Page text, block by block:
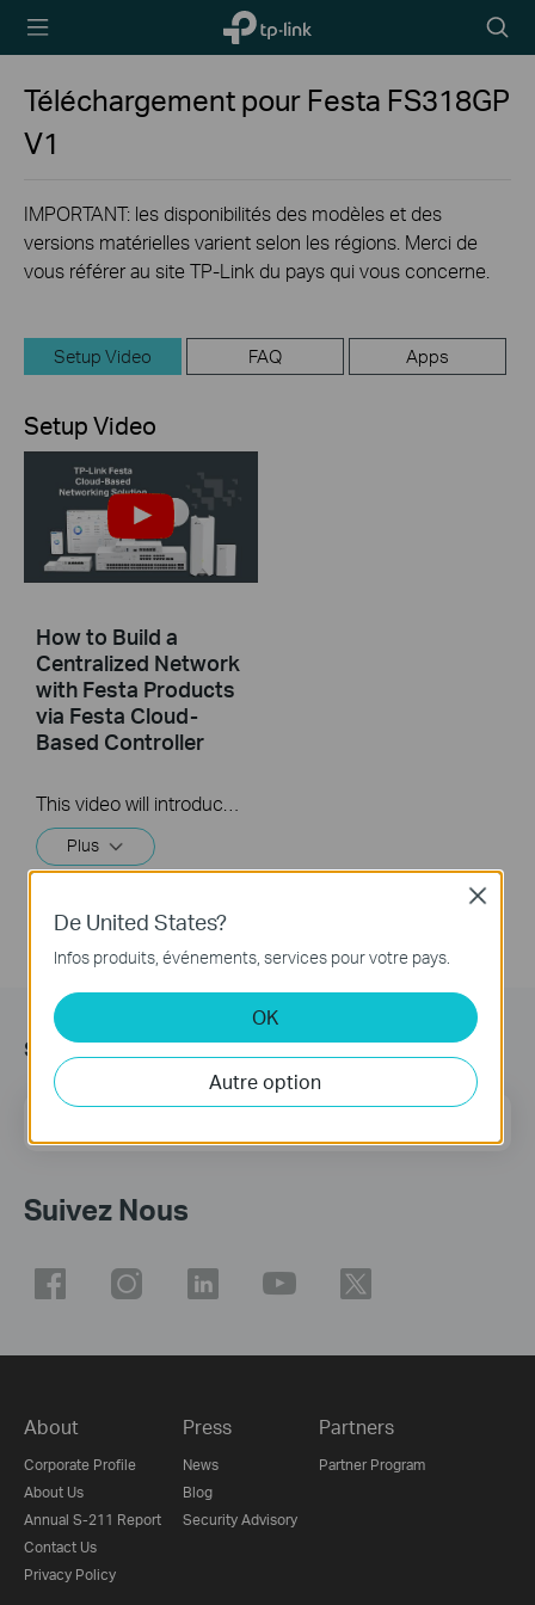
TP-Link,
Reliably
icon
Téléchargement pour Festa FS318GP
V1
IMPORTANT: les disponibilités des modèles et des
versions matérielles varient selon les régions. Merci de
vous référer au site TP-Link du pays qui vous concerne.
Setup Video FAQ Apps
Setup Video
How to Build a
Centralized Network
with Festa Products
via Festa Cloud-
Based Controller
Plus
s’Abonner
Suivez Nous
About
Corporate Profile
About Us
Annual S-211 Report
Contact Us
Privacy Policy
Press
News
Blog
Security Advisory
Partners
Partner Program
De United States?
Infos produits, événements, services pour votre pays.
OK
Autre option
Close